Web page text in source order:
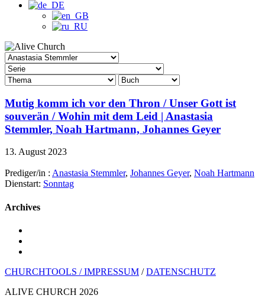
Mutig komm ich vor den Thron / Unser Gott ist
souverän / Wohin mit dem Leid | Anastasia
Stemmler, Noah Hartmann, Johannes Geyer
13. August 2023
Prediger/in : Anastasia Stemmler, Johannes Geyer, Noah Hartmann
Dienstart: Sonntag
Archives
CHURCHTOOLS /IMPRESSUM /DATENSCHUTZ
ALIVE CHURCH 2026